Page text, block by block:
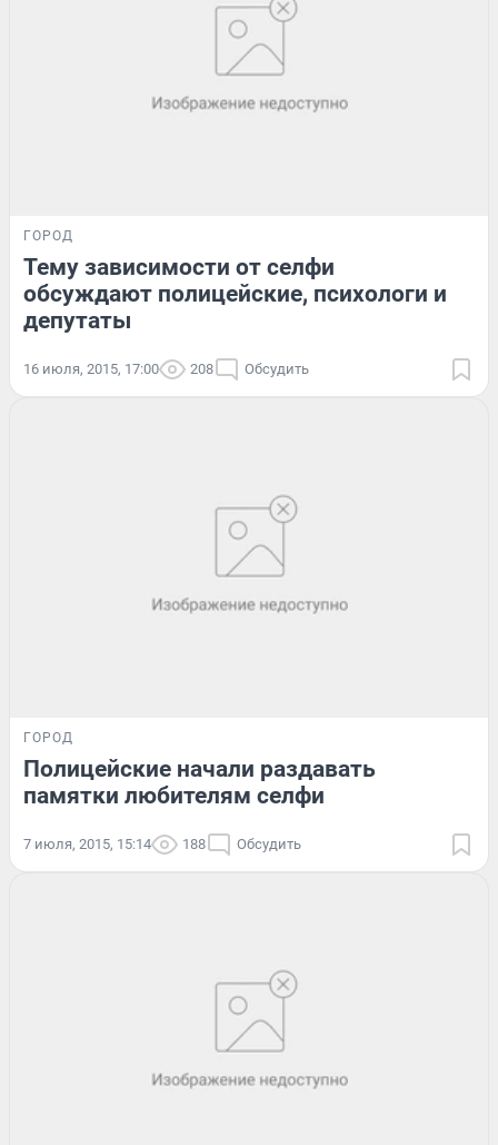
ГОРОД
Тему зависимости от селфи
обсуждают полицейские, психологи и
депутаты
16 июля, 2015, 17:00 208 Обсудить
ГОРОД
Полицейские начали раздавать
памятки любителям селфи
7 июля, 2015, 15:14 188 Обсудить